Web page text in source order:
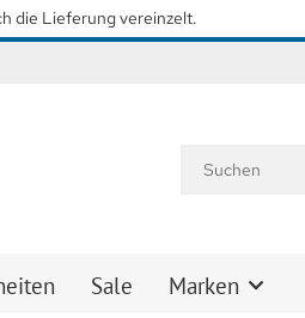
wieder unsere gewohnten
Sale Marken